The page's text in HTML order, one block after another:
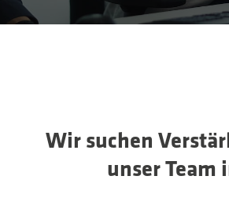
Wir suchen
unser Team